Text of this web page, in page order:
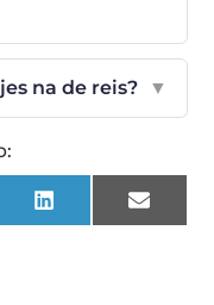
na de reis? ▼
LinkedIn Email